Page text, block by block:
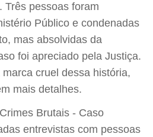
Três pessoas foram
Público e condenadas
mas absolvidas da
foi apreciado pela Justiça.
cruel dessa história,
mais detalhes.
Brutais - Caso
entrevistas com pessoas